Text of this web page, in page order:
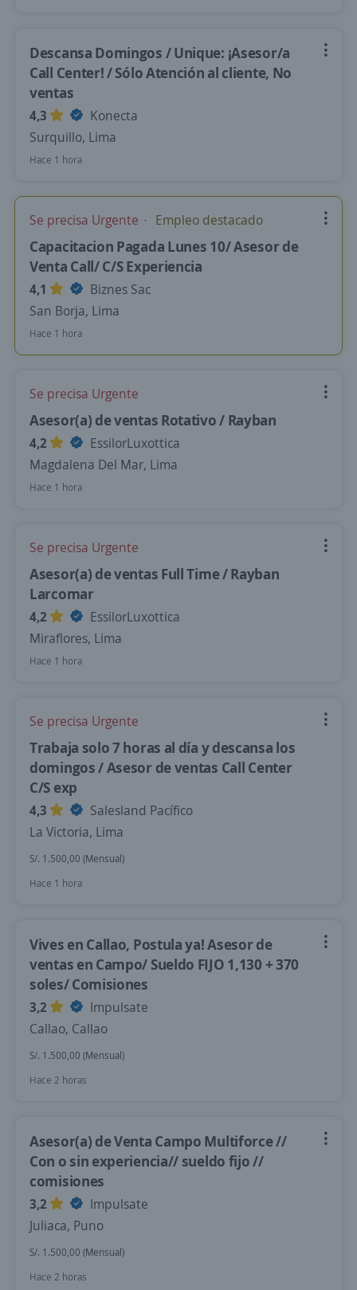
Descansa Domingos / Unique: ¡Asesor/a
Call Center! / Sólo Atención al cliente, No
ventas
4,3
Konecta
Surquillo, Lima
Hace 1 hora
Se precisa Urgente Empleo destacado
Capacitacion Pagada Lunes 10/ Asesor de
Venta Call/ C/S Experiencia
4,1
Biznes Sac
San Borja, Lima
Hace 1 hora
Se precisa Urgente
Asesor(a) de ventas Rotativo / Rayban
4,2
EssilorLuxottica
Magdalena Del Mar, Lima
Hace 1 hora
Se precisa Urgente
Asesor(a) de ventas Full Time / Rayban
Larcomar
4,2
EssilorLuxottica
Miraflores, Lima
Hace 1 hora
Se precisa Urgente
Trabaja solo 7 horas al día y descansa los
domingos / Asesor de ventas Call Center
C/S exp
4,3
Salesland Pacífico
La Victoria, Lima
S/. 1.500,00 (Mensual)
Hace 1 hora
Vives en Callao, Postula ya! Asesor de
ventas en Campo/ Sueldo FIJO 1,130 + 370
soles/ Comisiones
3,2
Impulsate
Callao, Callao
S/. 1.500,00 (Mensual)
Hace 2 horas
Asesor(a) de Venta Campo Multiforce //
Con o sin experiencia// sueldo fijo //
comisiones
3,2
Impulsate
Juliaca, Puno
S/. 1.500,00 (Mensual)
Hace 2 horas